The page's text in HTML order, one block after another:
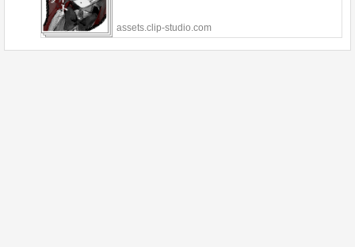
assets.clip-studio.com